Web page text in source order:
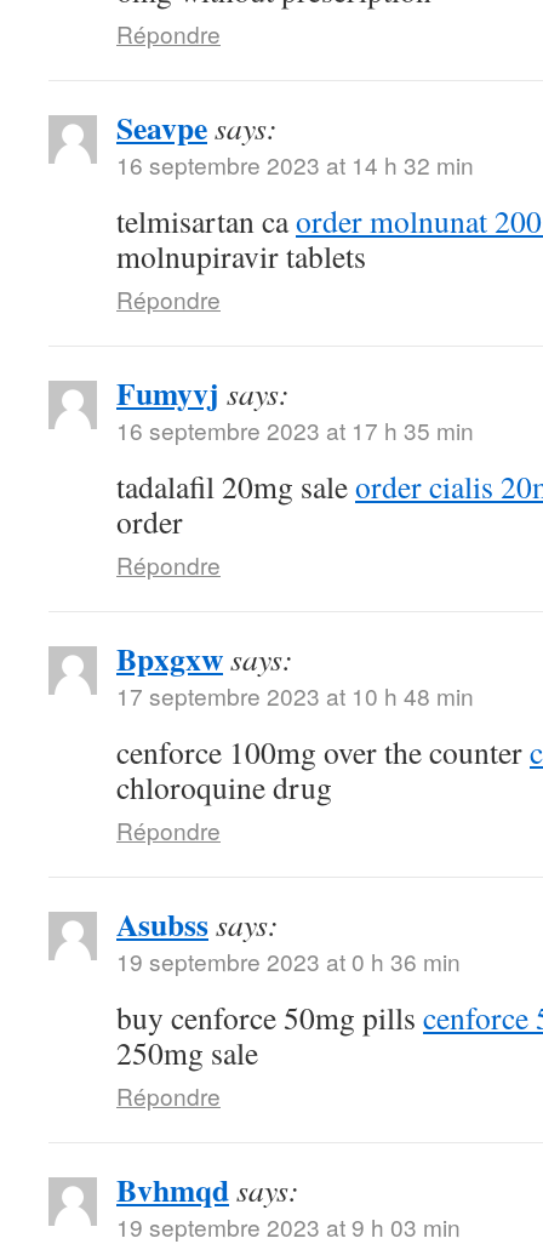
Répondre
Seavpesays:
16 septembre 2023 at 14 h 32 min
telmisartan caorder molnunat
molnupiravir tablets
Répondre
Fumyvj says:
16 septembre 2023 at 17 h 35 min
tadalafil 20mg saleorder cialis
order
Répondre
Bpxgxwsays:
17 septembre 2023 at 10 h 48 min
cenforce 100mg over the counter
chloroquine drug
Répondre
Asubsssays:
19 septembre 2023 at 0 h 36 min
buy cenforce 50mg pills cenforce
250mg sale
Répondre
Bvhmqdsays:
19 septembre 2023 at 9 h 03 min